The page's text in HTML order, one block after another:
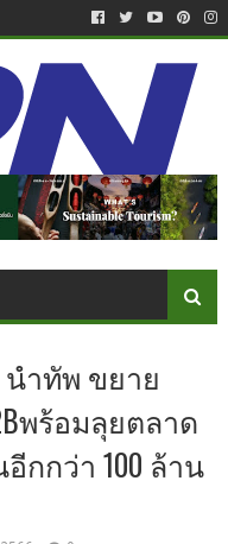
นำทัพ ขยาย
พร้อมลุยตลาด
กกว่า 100 ล้าน